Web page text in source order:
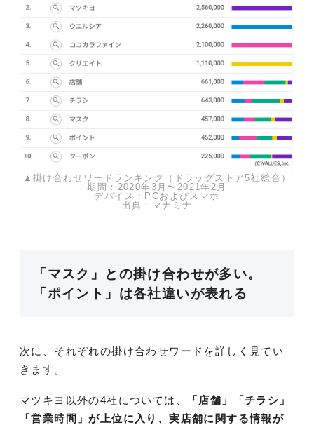
▲掛け合わせワードランキング（ドラッグストア5社総合）
期間：2020年3月〜2021年2月
デバイス：PCおよびスマホ
出典：マナミナ
「マスク」との掛け合わせが多い。
「ポイント」は各社違いが表れる
次に、それぞれの掛け合わせワードを詳しく見てい
きます。
マツキヨ以外の4社については、
「店舗」「チラシ」
「営業時間」が上位に入り、実店舗に関する情報が